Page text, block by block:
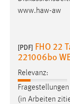
www.haw-aw
[PDF] FHO 22
221006bo
Relevanz:
(in Arbeiten
Name:
Zweck:
Cookie